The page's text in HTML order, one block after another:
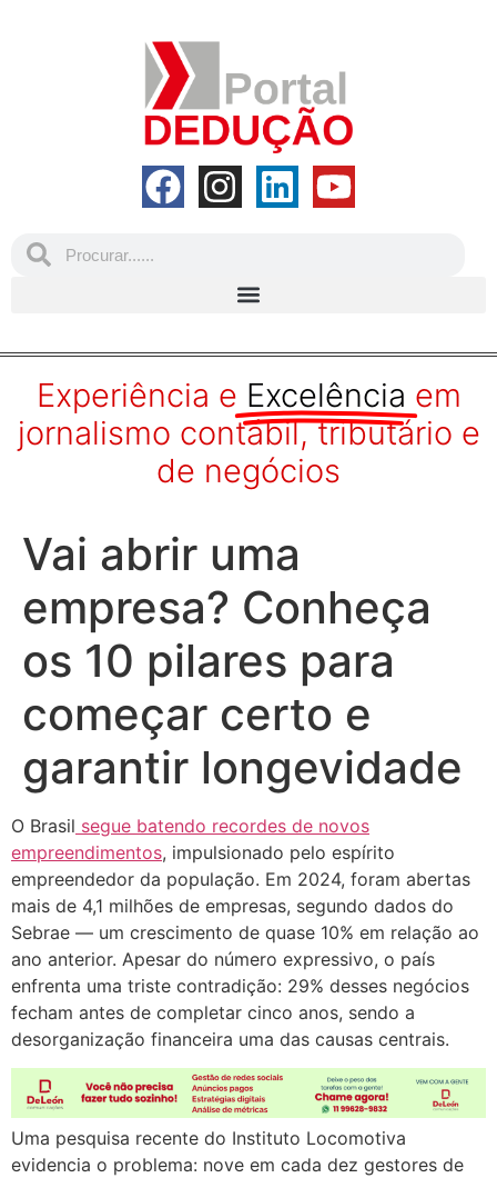
Experiência e Excelência em
jornalismo contábil, tributário e
de negócios
Vai abrir uma
empresa? Conheça
os 10 pilares para
começar certo e
garantir longevidade
O Brasil segue batendo recordes de novos
empreendimentos, impulsionado pelo espírito
empreendedor da população. Em 2024, foram abertas
mais de 4,1 milhões de empresas, segundo dados do
Sebrae — um crescimento de quase 10% em relação ao
ano anterior. Apesar do número expressivo, o país
enfrenta uma triste contradição: 29% desses negócios
fecham antes de completar cinco anos, sendo a
desorganização financeira uma das causas centrais.
Uma pesquisa recente do Instituto Locomotiva
evidencia o problema: nove em cada dez gestores de